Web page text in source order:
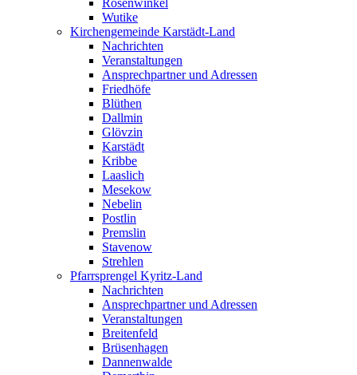
Rosenwinkel
Wutike
Kirchengemeinde Karstädt-Land
Nachrichten
Veranstaltungen
Ansprechpartner und Adressen
Friedhöfe
Blüthen
Dallmin
Glövzin
Karstädt
Kribbe
Laaslich
Mesekow
Nebelin
Postlin
Premslin
Stavenow
Strehlen
Pfarrsprengel Kyritz-Land
Nachrichten
Ansprechpartner und Adressen
Veranstaltungen
Breitenfeld
Brüsenhagen
Dannenwalde